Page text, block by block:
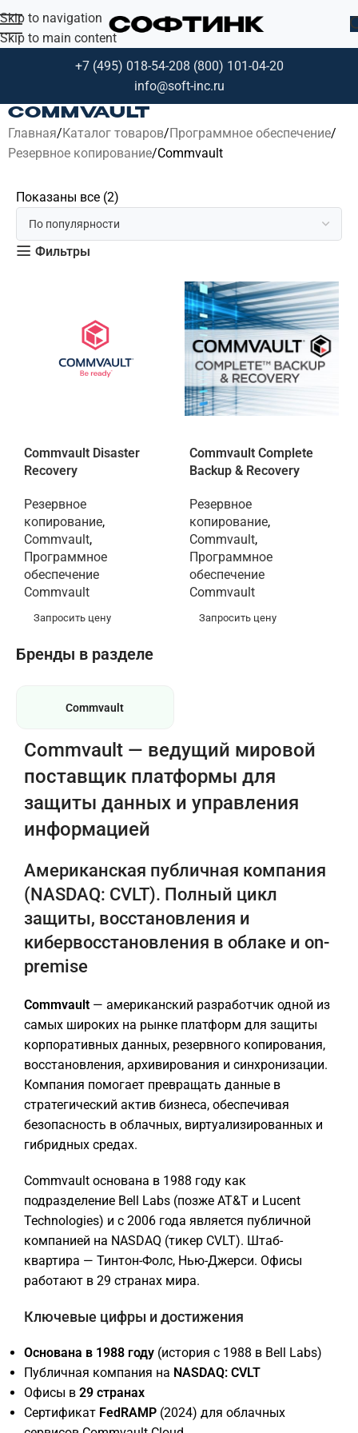
Skip to navigation
Skip to main content
+7 (495) 018-54-208 (800) 101-04-20
info@soft-inc.ru
COMMVAULT
Главная Каталог товаров Программное обеспечение
Резервное копирование Commvault
Показаны все (2)
Фильтры
Commvault Disaster
Recovery
Резервное
копирование,
Commvault,
Программное
обеспечение
Commvault
Запросить цену
Commvault Complete
Backup & Recovery
Резервное
копирование,
Commvault,
Программное
обеспечение
Commvault
Запросить цену
Бренды в разделе
Commvault
Commvault — ведущий мировой
поставщик платформы для
защиты данных и управления
информацией
Американская публичная компания
(NASDAQ: CVLT). Полный цикл
защиты, восстановления и
кибервосстановления в облаке и on-
premise
Commvault — американский разработчик одной из
самых широких на рынке платформ для защиты
корпоративных данных, резервного копирования,
восстановления, архивирования и синхронизации.
Компания помогает превращать данные в
стратегический актив бизнеса, обеспечивая
безопасность в облачных, виртуализированных и
гибридных средах.
Commvault основана в 1988 году как
подразделение Bell Labs (позже AT&T и Lucent
Technologies) и с 2006 года является публичной
компанией на NASDAQ (тикер CVLT). Штаб-
квартира — Тинтон-Фолс, Нью-Джерси. Офисы
работают в 29 странах мира.
Ключевые цифры и достижения
Основана в 1988 году (история с 1988 в Bell Labs)
Публичная компания на NASDAQ: CVLT
Офисы в 29 странах
Сертификат FedRAMP (2024) для облачных